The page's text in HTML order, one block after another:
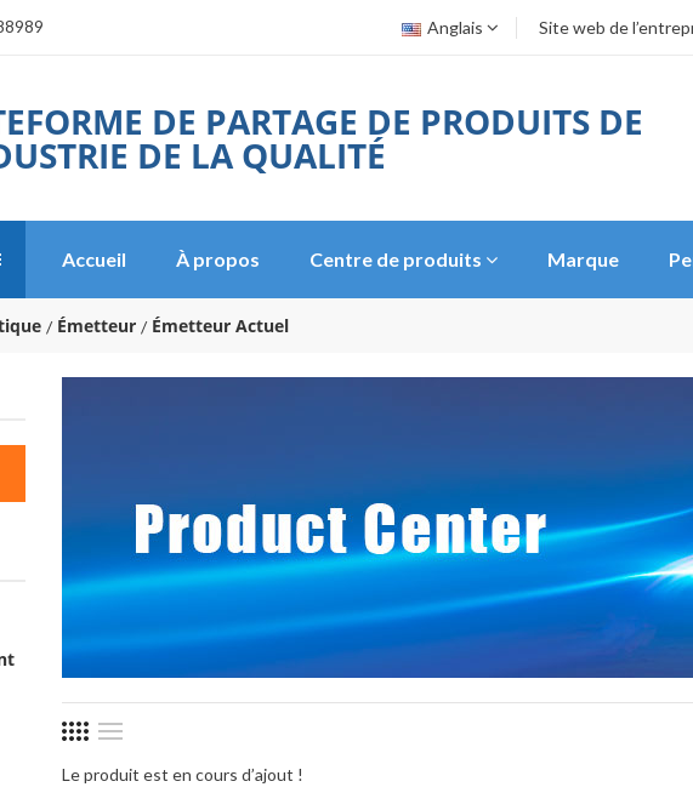
Anglais Site web de
DE PARTAGE DE PRODUITS DE
DE LA QUALITÉ
Accueil À propos Centre de produits Marque
Émetteur Émetteur Actuel
Le produit est en cours d’ajout !